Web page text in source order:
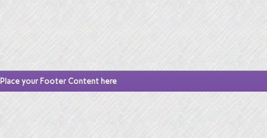
Place your Footer Content here